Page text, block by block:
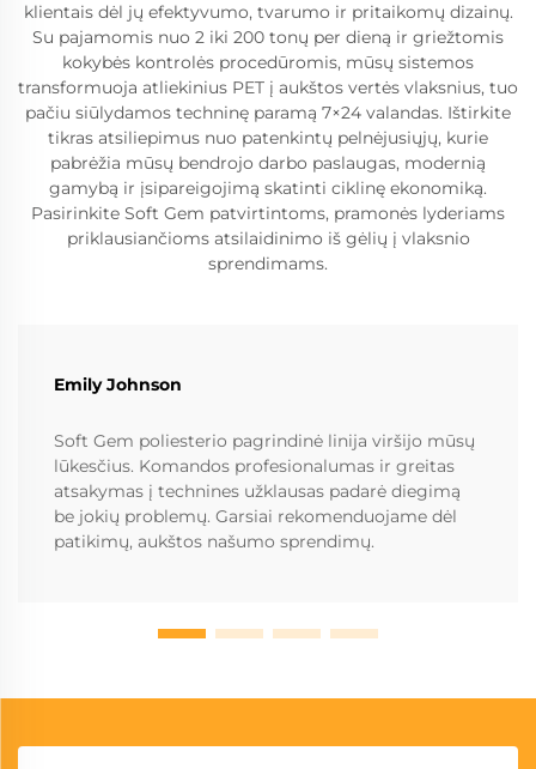
klientais dėl jų efektyvumo, tvarumo ir pritaikomų dizainų.
Su pajamomis nuo 2 iki 200 tonų per dieną ir griežtomis
kokybės kontrolės procedūromis, mūsų sistemos
transformuoja atliekinius PET į aukštos vertės vlaksnius, tuo
pačiu siūlydamos techninę paramą 7×24 valandas. Ištirkite
tikras atsiliepimus nuo patenkintų pelnėjusiųjų, kurie
pabrėžia mūsų bendrojo darbo paslaugas, modernią
gamybą ir įsipareigojimą skatinti ciklinę ekonomiką.
Pasirinkite Soft Gem patvirtintoms, pramonės lyderiams
priklausiančioms atsilaidinimo iš gėlių į vlaksnio
sprendimams.
Emily Johnson
Soft Gem poliesterio pagrindinė linija viršijo mūsų
lūkesčius. Komandos profesionalumas ir greitas
atsakymas į technines užklausas padarė diegimą
be jokių problemų. Garsiai rekomenduojame dėl
patikimų, aukštos našumo sprendimų.